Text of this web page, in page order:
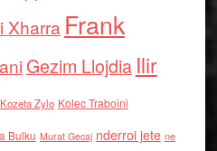
Xharra Frank
Gezim Llojdia Ilir
Zylo Kolec Traboini
Bulku Murat Gecaj nderroi jete ne